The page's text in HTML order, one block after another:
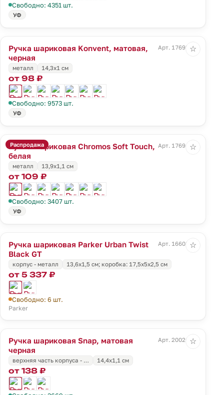
Свободно: 4351 шт.
УФ
Ручка шариковая Konvent, матовая,
черная
Арт. 17693.30
металл 14,3х1 см
от 98 ₽
Свободно: 9573 шт.
УФ
☆
Распродажа
Ручка шариковая Chromos Soft Touch,
белая
Арт. 17694.60
металл 13,9х1,1 см
от 109 ₽
Свободно: 3407 шт.
УФ
☆
Ручка шариковая Parker Urban Twist
Black GT
Арт. 16608.30
корпус - металл 13,6х1,5 см; коробка: 17,5х5х2,5 см
от 5 337 ₽
Свободно: 6 шт.
Parker
☆
Ручка шариковая Snap, матовая
черная
Арт. 20026.30
верхняя часть корпуса - … 14,4x1,1 см
от 138 ₽
☆